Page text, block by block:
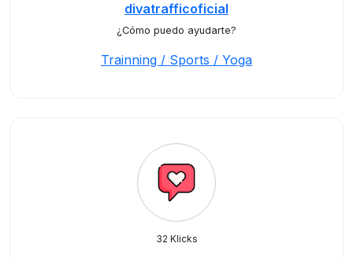
divatrafficoficial
¿Cómo puedo ayudarte?
Trainning / Sports / Yoga
32 Klicks